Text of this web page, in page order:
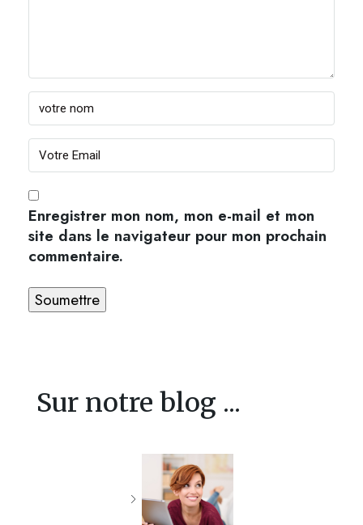
Enregistrer mon nom, mon e-mail et mon
site dans le navigateur pour mon prochain
commentaire.
Sur notre blog ...